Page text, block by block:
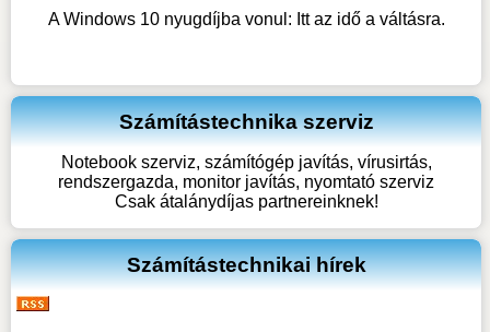
A Windows 10 nyugdíjba vonul: Itt az idő a váltásra.
Számítástechnika szerviz
Notebook szerviz, számítógép javítás, vírusirtás,
rendszergazda, monitor javítás, nyomtató szerviz
Csak átalánydíjas partnereinknek!
Számítástechnikai hírek